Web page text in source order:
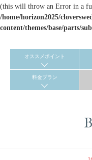
(this will throw an Error in a
/home/horizon2025/
content/themes/base/parts/
オススメポイント
料金プラン